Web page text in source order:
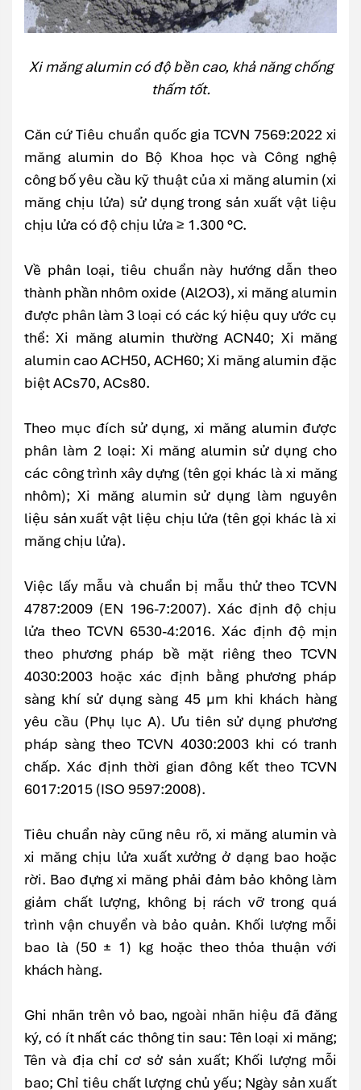
Xi măng alumin có độ bền cao, khả năng chống
thấm tốt.
Căn cứ Tiêu chuẩn quốc gia TCVN 7569:2022 xi
măng alumin do Bộ Khoa học và Công nghệ
công bố yêu cầu kỹ thuật của xi măng alumin (xi
măng chịu lửa) sử dụng trong sản xuất vật liệu
chịu lửa có độ chịu lửa ≥ 1.300 °C.
Về phân loại, tiêu chuẩn này hướng dẫn theo
thành phần nhôm oxide (Al2O3), xi măng alumin
được phân làm 3 loại có các ký hiệu quy ước cụ
thể: Xi măng alumin thường ACN40; Xi măng
alumin cao ACH50, ACH60; Xi măng alumin đặc
biệt ACs70, ACs80.
Theo mục đích sử dụng, xi măng alumin được
phân làm 2 loại: Xi măng alumin sử dụng cho
các công trình xây dựng (tên gọi khác là xi măng
nhôm); Xi măng alumin sử dụng làm nguyên
liệu sản xuất vật liệu chịu lửa (tên gọi khác là xi
măng chịu lửa).
Việc lấy mẫu và chuẩn bị mẫu thử theo TCVN
4787:2009 (EN 196-7:2007). Xác định độ chịu
lửa theo TCVN 6530-4:2016. Xác định độ mịn
theo phương pháp bề mặt riêng theo TCVN
4030:2003 hoặc xác định bằng phương pháp
sàng khí sử dụng sàng 45 μm khi khách hàng
yêu cầu (Phụ lục A). Ưu tiên sử dụng phương
pháp sàng theo TCVN 4030:2003 khi có tranh
chấp. Xác định thời gian đông kết theo TCVN
6017:2015 (ISO 9597:2008).
Tiêu chuẩn này cũng nêu rõ, xi măng alumin và
xi măng chịu lửa xuất xưởng ở dạng bao hoặc
rời. Bao đựng xi măng phải đảm bảo không làm
giảm chất lượng, không bị rách vỡ trong quá
trình vận chuyển và bảo quản. Khối lượng mỗi
bao là (50 ± 1) kg hoặc theo thỏa thuận với
khách hàng.
Ghi nhãn trên vỏ bao, ngoài nhãn hiệu đã đăng
ký, có ít nhất các thông tin sau: Tên loại xi măng;
Tên và địa chỉ cơ sở sản xuất; Khối lượng mỗi
bao; Chỉ tiêu chất lượng chủ yếu; Ngày sản xuất